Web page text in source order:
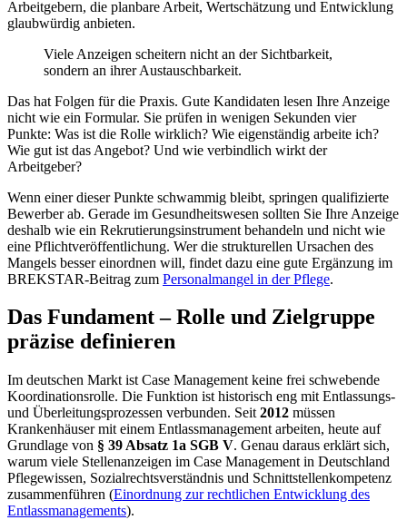
Arbeitgebern, die planbare Arbeit, Wertschätzung und Entwicklung
glaubwürdig anbieten.
Viele Anzeigen scheitern nicht an der Sichtbarkeit,
sondern an ihrer Austauschbarkeit.
Das hat Folgen für die Praxis. Gute Kandidaten lesen Ihre Anzeige
nicht wie ein Formular. Sie prüfen in wenigen Sekunden vier
Punkte: Was ist die Rolle wirklich? Wie eigenständig arbeite ich?
Wie gut ist das Angebot? Und wie verbindlich wirkt der
Arbeitgeber?
Wenn einer dieser Punkte schwammig bleibt, springen qualifizierte
Bewerber ab. Gerade im Gesundheitswesen sollten Sie Ihre Anzeige
deshalb wie ein Rekrutierungsinstrument behandeln und nicht wie
eine Pflichtveröffentlichung. Wer die strukturellen Ursachen des
Mangels besser einordnen will, findet dazu eine gute Ergänzung im
BREKSTAR-Beitrag zum Personalmangel in der Pflege.
Das Fundament – Rolle und Zielgruppe
präzise definieren
Im deutschen Markt ist Case Management keine frei schwebende
Koordinationsrolle. Die Funktion ist historisch eng mit Entlassungs-
und Überleitungsprozessen verbunden. Seit 2012 müssen
Krankenhäuser mit einem Entlassmanagement arbeiten, heute auf
Grundlage von § 39 Absatz 1a SGB V. Genau daraus erklärt sich,
warum viele Stellenanzeigen im Case Management in Deutschland
Pflegewissen, Sozialrechtsverständnis und Schnittstellenkompetenz
zusammenführen (Einordnung zur rechtlichen Entwicklung des
Entlassmanagements).